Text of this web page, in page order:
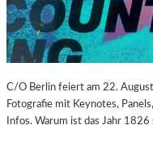
C/O Berlin feiert am 22.
Fotografie mit Keynotes,
Infos. Warum ist das Jahr